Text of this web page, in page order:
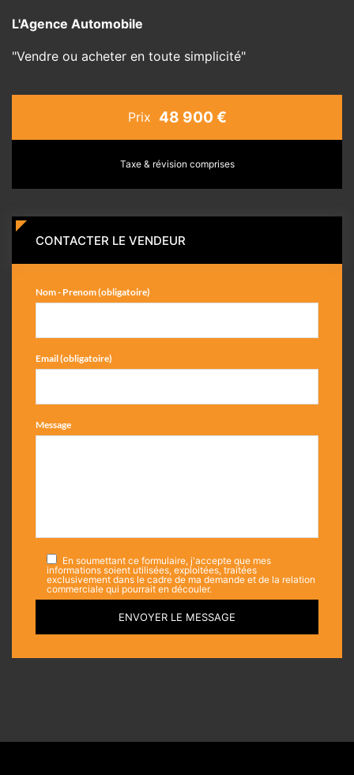
L'Agence Automobile
"Vendre ou acheter en toute simplicité"
Prix 48 900 €
Taxe & révision comprises
CONTACTER LE VENDEUR
Nom - Prenom (obligatoire)
Email (obligatoire)
Message
En soumettant ce formulaire, j'accepte que mes
informations soient utilisées, exploitées, traitées
exclusivement dans le cadre de ma demande et de la relation
commerciale qui pourrait en découler.
ENVOYER LE MESSAGE